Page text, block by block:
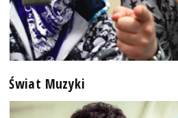
Świat Muzyki